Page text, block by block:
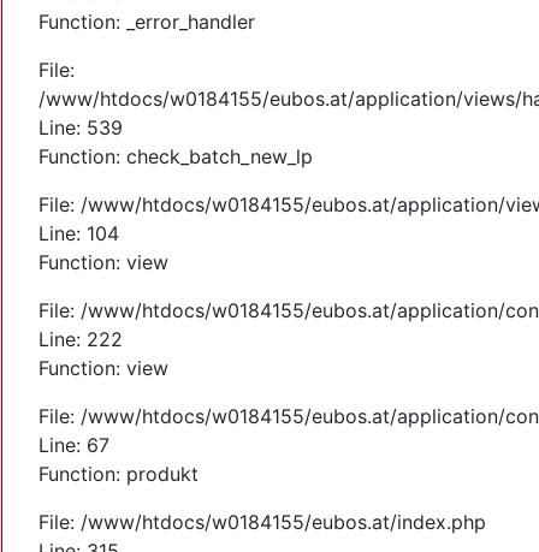
Function: _error_handler
File:
/www/htdocs/w0184155/eubos.at/application/views/
Line: 539
Function: check_batch_new_lp
File: /www/htdocs/w0184155/eubos.at/application/
Line: 104
Function: view
File: /www/htdocs/w0184155/eubos.at/application/
Line: 222
Function: view
File: /www/htdocs/w0184155/eubos.at/application/
Line: 67
Function: produkt
File: /www/htdocs/w0184155/eubos.at/index.php